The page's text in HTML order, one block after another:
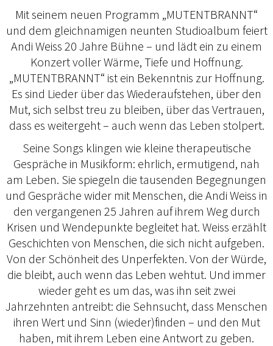
Mit seinem neuen Programm „MUTENTBRANNT“
und dem gleichnamigen neunten Studioalbum feiert
Andi Weiss 20 Jahre Bühne – und lädt ein zu einem
Konzert voller Wärme, Tiefe und Hoffnung.
„MUTENTBRANNT“ ist ein Bekenntnis zur Hoffnung.
Es sind Lieder über das Wiederaufstehen, über den
Mut, sich selbst treu zu bleiben, über das Vertrauen,
dass es weitergeht – auch wenn das Leben stolpert.
Seine Songs klingen wie kleine therapeutische
Gespräche in Musikform: ehrlich, ermutigend, nah
am Leben. Sie spiegeln die tausenden Begegnungen
und Gespräche wider mit Menschen, die Andi Weiss in
den vergangenen 25 Jahren auf ihrem Weg durch
Krisen und Wendepunkte begleitet hat. Weiss erzählt
Geschichten von Menschen, die sich nicht aufgeben.
Von der Schönheit des Unperfekten. Von der Würde,
die bleibt, auch wenn das Leben wehtut. Und immer
wieder geht es um das, was ihn seit zwei
Jahrzehnten antreibt: die Sehnsucht, dass Menschen
ihren Wert und Sinn (wieder)finden – und den Mut
haben, mit ihrem Leben eine Antwort zu geben.